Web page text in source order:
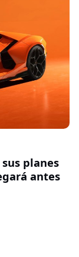
planes
antes